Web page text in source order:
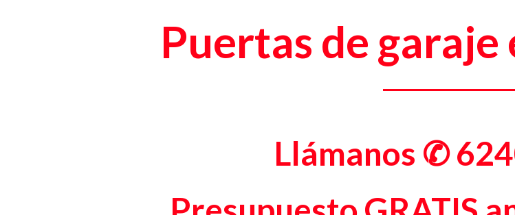
Puertas de
Llámanos ✆